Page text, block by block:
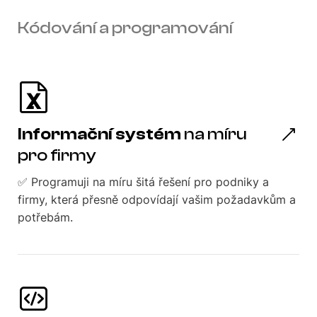
Kódování a programování
Informační systém na míru
pro firmy
✅ Programuji na míru šitá řešení pro podniky a
firmy, která přesně odpovídají vašim požadavkům a
potřebám.